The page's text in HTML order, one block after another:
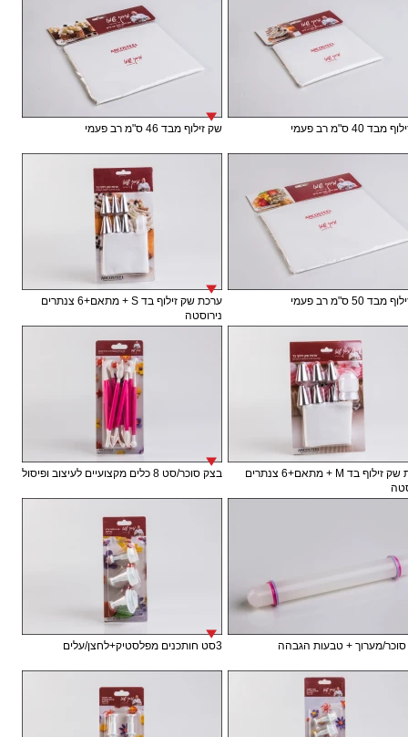
40 ס"מ רב פעמי שק זילוף מבד 46 ס"מ רב פעמי
50 ס"מ רב פעמי
ערכת שק זילוף בד S + מתאם+6 צנתרים
נירוסטה
ערכת שק זילוף בד M + מתאם+6 צנתרים
בצק סוכר/סט 8 כלים מקצועיים לעיצוב ופיסול
מערוך + טבעות הגבהה 3סט חותכנים מפלסטיק+לחצן/עלים